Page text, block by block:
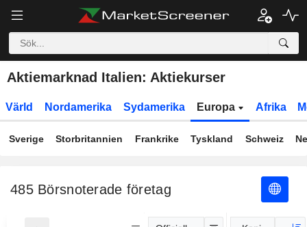
Aktiemarknad Italien: Aktiekurser
Värld Nordamerika Sydamerika Europa Afrika
Sverige Storbritannien Frankrike Tyskland Schweiz
485Börsnoterade företag